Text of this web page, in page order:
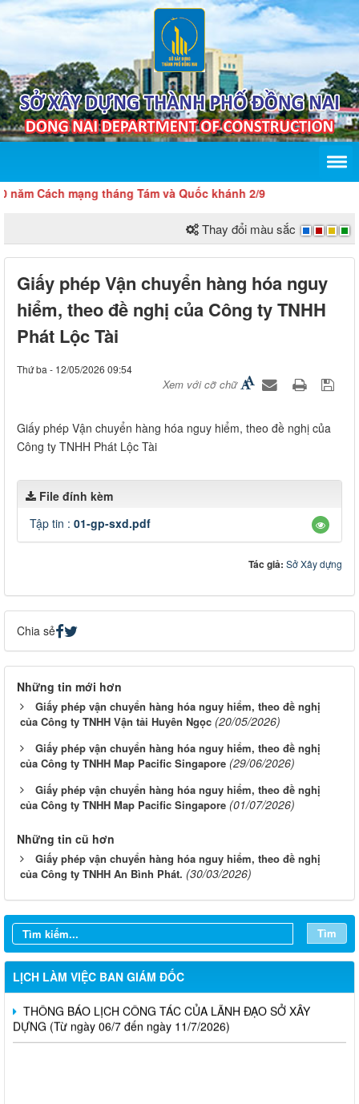
Cách mạng tháng Tám và Quốc khánh 2/9
Thay đổi màu sắc
Giấy phép Vận chuyển hàng hóa nguy
hiểm, theo đề nghị của Công ty TNHH
Phát Lộc Tài
Thứ ba - 12/05/2026 09:54
Xem với cỡ chữ
Giấy phép Vận chuyển hàng hóa nguy hiểm, theo đề nghị của
Công ty TNHH Phát Lộc Tài
File đính kèm
Tập tin : 01-gp-sxd.pdf
Tác giả: Sở Xây dựng
Chia sẻ
Những tin mới hơn
Giấy phép vận chuyển hàng hóa nguy hiểm, theo đề nghị
của Công ty TNHH Vận tải Huyên Ngọc (20/05/2026)
Giấy phép vận chuyển hàng hóa nguy hiểm, theo đề nghị
của Công ty TNHH Map Pacific Singapore (29/06/2026)
Giấy phép vận chuyển hàng hóa nguy hiểm, theo đề nghị
của Công ty TNHH Map Pacific Singapore (01/07/2026)
Những tin cũ hơn
Giấy phép vận chuyển hàng hóa nguy hiểm, theo đề nghị
của Công ty TNHH An Bình Phát. (30/03/2026)
Tìm
LỊCH LÀM VIỆC BAN GIÁM ĐỐC
LỊCH CÔNG TÁC CỦA LÃNH ĐẠO SỞ XÂY DỰNG (Từ ngày
03/8 đến ngày 08/8/2026)
DỰNG (Từ ngày 27/7 đến ngày 31/7/2026)
THÔNG BÁO LỊCH CÔNG TÁC CỦA LÃNH ĐẠO SỞ XÂY
DỰNG (Từ ngày 20/7 đến ngày 25/7/2026)
THÔNG BÁO LỊCH CÔNG TÁC CỦA LÃNH ĐẠO SỞ XÂY
DỰNG (Từ ngày 06/7 đến ngày 11/7/2026)